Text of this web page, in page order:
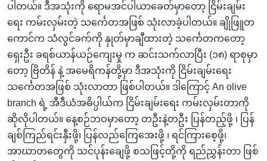
ပါတယ်။ ဒီအသုံးကို ရောမအင်ပါယာခေတ်မှာတော့ ငြိမ်းချမ်း
ရေး ကမ်းလှမ်းတဲ့ သင်္ကေတအဖြစ် သုံးလာခဲ့ပါတယ်။ ချိုဖြူတ
ကောင်က သံလွင်ခက်ကို နှုတ်မှာချီထားတဲ့ သင်္ကေတကတော့
ရှေးဦး ခရစ်ယာန်ယဉ်ကျေးမှု က ဆင်းသက်လာပြီး (၁၈) ရာစုမှာ
တော့ ဗြိတိန် နဲ့ အမေရိကန်တို့မှာ ဒီအသုံးကို ငြိမ်းချမ်းရေး
သင်္ကေတအဖြစ် သုံးလာတာ ဖြစ်ပါတယ်။ ဒါကြောင့် An olive
branch ရဲ့ အီဒီယံအဓိပ္ပါယ်က ငြိမ်းချမ်းရေး ကမ်းလှမ်းတာကို
ဆိုလိုပါတယ်။ နေ့စဉ်ဘဝမှာတော့ တဦးနဲ့တဦး ပြန်တည့်ဖို့ ၊ ပြန်
ချစ်ကြည်ရင်းနှီးဖို့၊ ပြန်လည်ကြေအေးဖို့ ၊ ရင်ကြားစေ့ဖို့၊
အာဃာတတွေကို သင်ပုန်းချေဖို့ စသဖြင့်တို့ကို ရည်ညွှန်းတာ ဖြစ်